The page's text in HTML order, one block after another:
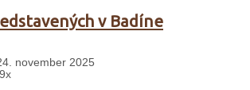
v Badíne
november 2025